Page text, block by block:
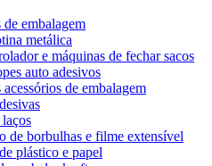
de embalagem
metálica
e máquinas de fechar sacos
auto adesivos
de embalagem
de borbulhas e filme extensível
plástico e papel